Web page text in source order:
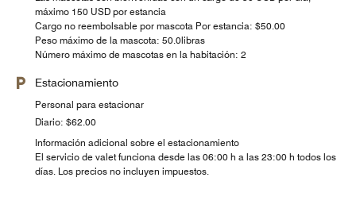
máximo 150 USD por estancia
Cargo no reembolsable por mascota Por estancia: $50.00
Peso máximo de la mascota: 50.0libras
Número máximo de mascotas en la habitación: 2
Estacionamiento
Personal para estacionar
Diario: $62.00
Información adicional sobre el estacionamiento
El servicio de valet funciona desde las 06:00 h a las 23:00 h todos los
días. Los precios no incluyen impuestos.